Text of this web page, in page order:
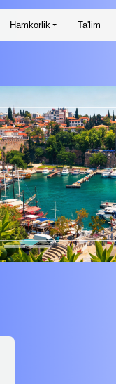
Hamkorlik Ta'lim